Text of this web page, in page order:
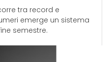
tra record e
emerge un sistema
semestre.